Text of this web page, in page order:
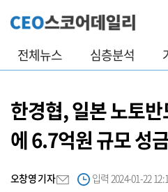
전체뉴스 심층분석
한경협, 일본 노토
에 6.7억원 규모 성
오창영 기자 입력 2024-01-22